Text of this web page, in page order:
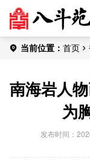
当前位置： 首页
南海岩人
为
发布时间：